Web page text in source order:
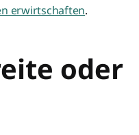
erwirtschaften.
oder